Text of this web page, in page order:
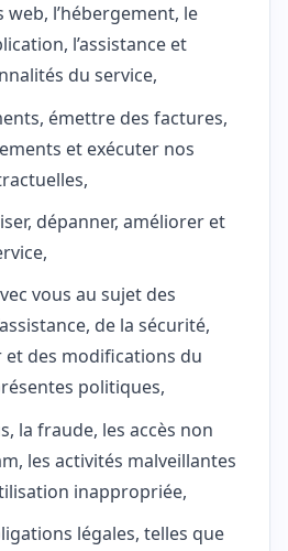
l’hébergement, le
l’assistance et
du service,
émettre des factures,
et exécuter nos
dépanner, améliorer et
vous au sujet des
de la sécurité,
et des modifications du
politiques,
la fraude, les accès non
les activités malveillantes
inappropriée,
légales, telles que